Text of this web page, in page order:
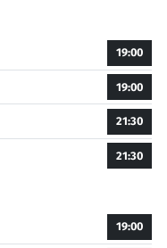
19:00
19:00
21:30
21:30
19:00